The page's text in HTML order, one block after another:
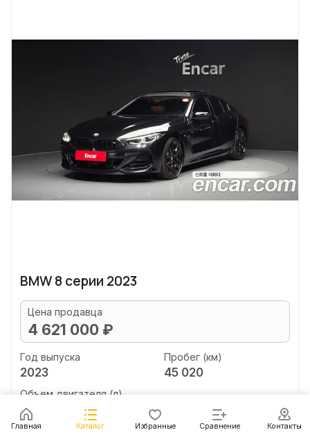
BMW 8 серии 2023
Цена продавца
4 621 000 ₽
Год выпуска
2023
Пробег (км)
45 020
Объем двигателя (л)
4.4
Главная Каталог Избранные Сравнение Контакты